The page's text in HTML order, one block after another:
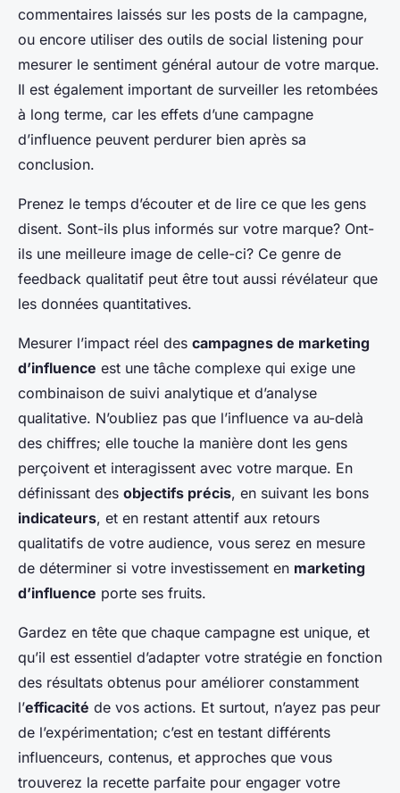
commentaires laissés sur les posts de la campagne,
ou encore utiliser des outils de social listening pour
mesurer le sentiment général autour de votre marque.
Il est également important de surveiller les retombées
à long terme, car les effets d’une campagne
d’influence peuvent perdurer bien après sa
conclusion.
Prenez le temps d’écouter et de lire ce que les gens
disent. Sont-ils plus informés sur votre marque? Ont-
ils une meilleure image de celle-ci? Ce genre de
feedback qualitatif peut être tout aussi révélateur que
les données quantitatives.
Mesurer l’impact réel des campagnes de marketing
d’influence est une tâche complexe qui exige une
combinaison de suivi analytique et d’analyse
qualitative. N’oubliez pas que l’influence va au-delà
des chiffres; elle touche la manière dont les gens
perçoivent et interagissent avec votre marque. En
définissant des objectifs précis, en suivant les bons
indicateurs, et en restant attentif aux retours
qualitatifs de votre audience, vous serez en mesure
de déterminer si votre investissement en marketing
d’influence porte ses fruits.
Gardez en tête que chaque campagne est unique, et
qu’il est essentiel d’adapter votre stratégie en fonction
des résultats obtenus pour améliorer constamment
l’efficacité de vos actions. Et surtout, n’ayez pas peur
de l’expérimentation; c’est en testant différents
influenceurs, contenus, et approches que vous
trouverez la recette parfaite pour engager votre